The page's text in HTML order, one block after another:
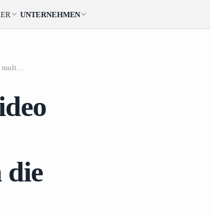
UNTERNEHMEN
Wie der Seedance 2.5 AI Video Generator 50 multimodale Referenzen verwendet, um die Charakterkonsistenz zu sichern.
die